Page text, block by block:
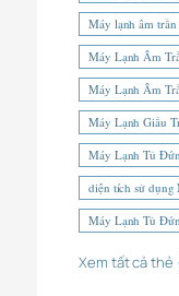
Máy lạnh âm
Máy Lạnh Âm
Máy Lạnh Âm
Máy Lạnh Giấu
Máy Lạnh Tủ
diện tích sử dụng
Máy Lạnh Tủ
Xem tất cả thẻ